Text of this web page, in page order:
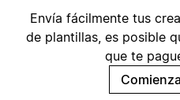
Envía fácilmente tus
de plantillas, es posible
que te